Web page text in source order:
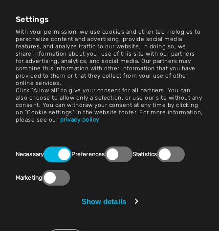
Settings
With your permission, we use cookies and other technologies to
personalize content and advertising, provide social media
features, and analyze traffic to our website. In doing so, we
share information about your use of this site with our partners
for advertising, analytics, and social media. Our partners may
combine this information with other information that you have
provided to them or that they collect from your use of other
online services.
Click "Allow all" to give your consent for all partners. You can
also choose to allow only a selection, or use our site without any
consent. You can withdraw your consent at any time by clicking
on "Cookie settings" in the website footer. For more information,
please see our privacy policy
Selection
Necessary Preferences Statistics
Marketing
Show details
Centrum zpravodajství
Kontakt
Kariéra
Podmínky a pravidla
Otisk
Právní upozornění
Kontakt
Nastavení souborů cookie